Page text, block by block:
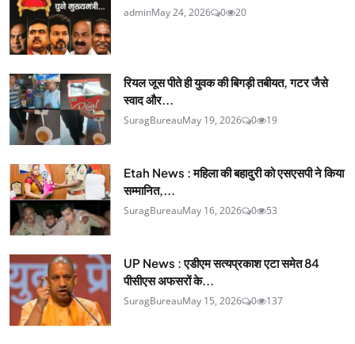
adminMay 24, 2026 0 20
रियल जूस पीते ही युवक की बिगड़ी तबीयत, गटर जैसे
स्वाद और...
SuragBureauMay 19, 2026 0 19
Etah News : महिला की बहादुरी को एसएसपी ने किया
सम्मानित,...
SuragBureauMay 16, 2026 0 53
UP News : एडीएम सत्यप्रकाश एटा समेत 84
पीसीएस अफसरों के...
SuragBureauMay 15, 2026 0 137